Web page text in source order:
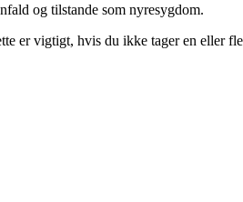
og tilstande som nyresygdom.
vigtigt, hvis du ikke tager en eller